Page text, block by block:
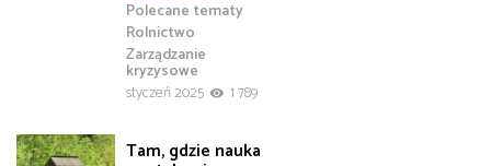
Polecane tematy
Rolnictwo
Zarządzanie
kryzysowe
styczeń 2025
1 789
Tam, gdzie nauka